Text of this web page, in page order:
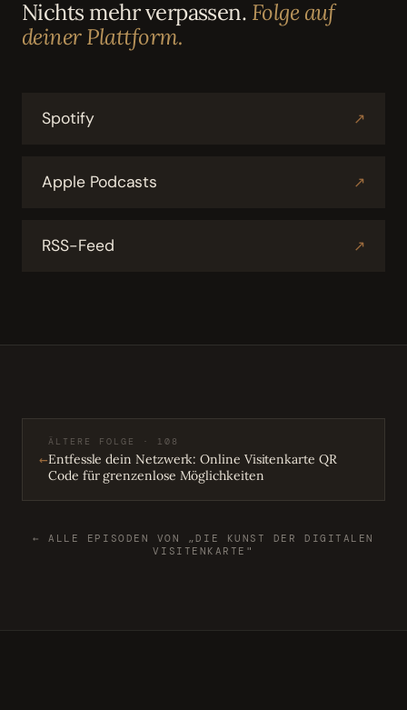
Nichts mehr verpassen. Folge auf
deiner Plattform.
Spotify ↗
Apple Podcasts ↗
RSS-Feed ↗
←
ÄLTERE FOLGE · 108
Entfessle dein Netzwerk: Online Visitenkarte QR
Code für grenzenlose Möglichkeiten
← ALLE EPISODEN VON „DIE KUNST DER DIGITALEN
VISITENKARTE"